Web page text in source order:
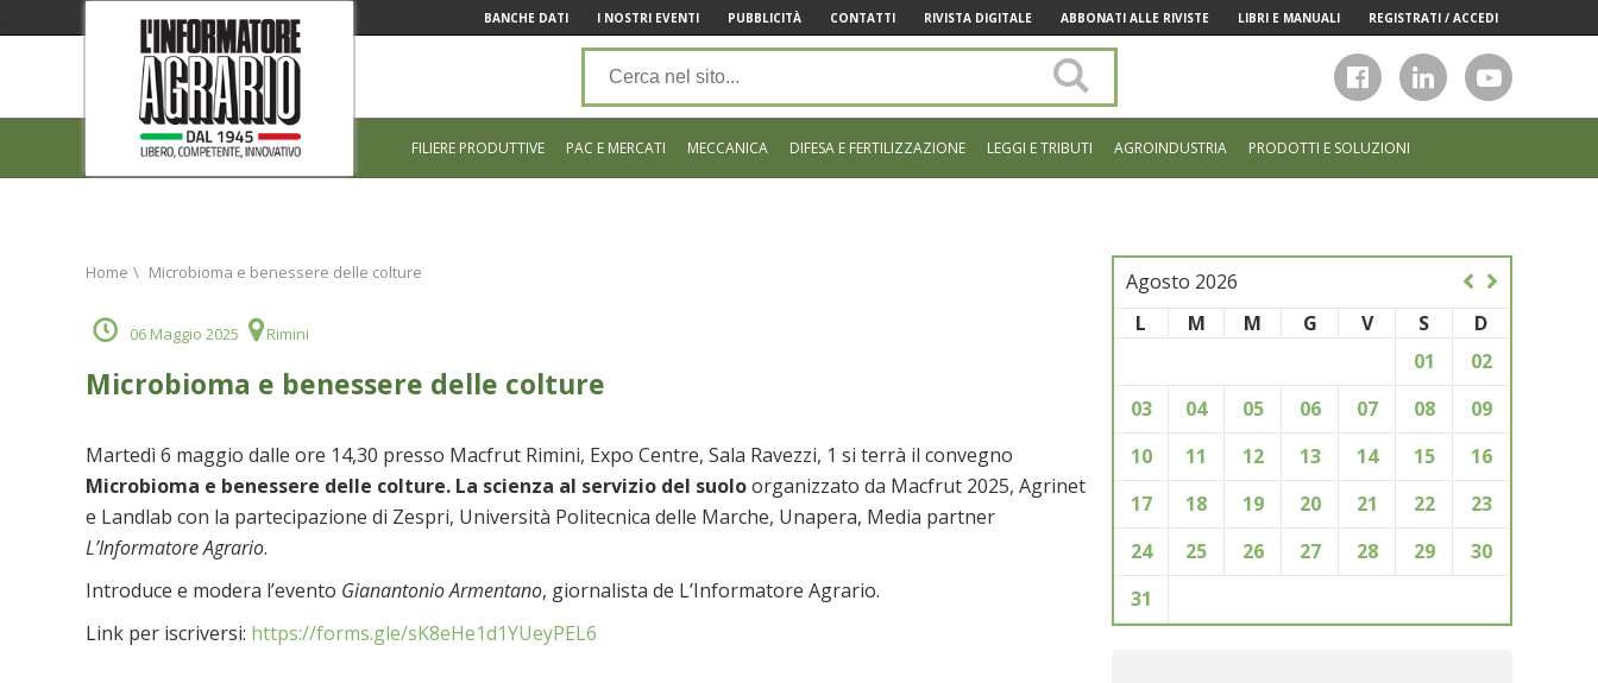
BANCHE DATI I NOSTRI EVENTI PUBBLICITÀ CONTATTI RIVISTA DIGITALE ABBONATI ALLE RIVISTE LIBRI E MANUALI REGISTRATI / ACCEDI
sito
FILIERE PRODUTTIVE PAC E MERCATI MECCANICA DIFESA E FERTILIZZAZIONE LEGGI E TRIBUTI AGROINDUSTRIA PRODOTTI E SOLUZIONI
Home \ Microbioma e benessere delle colture
06 Maggio 2025 Rimini
Microbioma e benessere delle colture
Martedì 6 maggio dalle ore 14,30 presso Macfrut Rimini, Expo Centre, Sala Ravezzi, 1 si terrà il convegno
Microbioma e benessere delle colture. La scienza al servizio del suoloorganizzato da Macfrut 2025, Agrinet
e Landlab con la partecipazione di Zespri, Università Politecnica delle Marche, Unapera, Media partner
L’Informatore Agrario.
Introduce e modera l’evento Gianantonio Armentano, giornalista de L’Informatore Agrario.
Link per iscriversi: https://forms.gle/sK8eHe1d1YUeyPEL6
Agosto 2026
L
M M G V S
D
01
02
03
04 05 06 07 08
09
10
11 12 13 14 15
16
17
18 19 20 21 22
23
24
25 26 27 28 29
30
31